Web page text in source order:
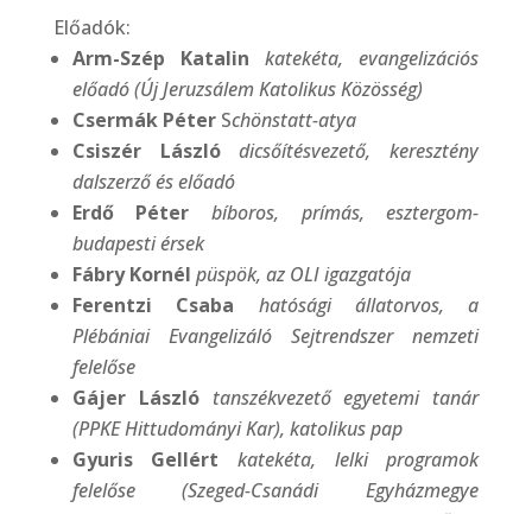
Előadók:
Arm-Szép Katalin
katekéta, evangelizációs
előadó (Új Jeruzsálem Katolikus Közösség)
Csermák PéterSchönstatt-atya
Csiszér László
dicsőítésvezető, keresztény
dalszerző és előadó
Erdő Péter
bíboros, prímás, esztergom-
budapesti érsek
Fábry Kornél püspök, az OLI igazgatója
Ferentzi Csaba hatósági állatorvos, a
Plébániai Evangelizáló Sejtrendszer nemzeti
felelőse
Gájer László tanszékvezető egyetemi tanár
(PPKE Hittudományi Kar), katolikus pap
Gyuris Gellért
katekéta, lelki programok
felelőse (Szeged-Csanádi Egyházmegye